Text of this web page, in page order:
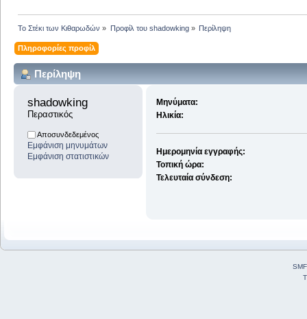
Το Στέκι των Κιθαρωδών » Προφίλ του shadowking» Περίληψη
Πληροφορίες προφίλ
Περίληψη
shadowking
Περαστικός
Αποσυνδεδεμένος
Εμφάνιση μηνυμάτων
Εμφάνιση στατιστικών
Μηνύματα:
Ηλικία:
Ημερομηνία εγγραφής:
Τοπική ώρα:
Τελευταία σύνδεση: